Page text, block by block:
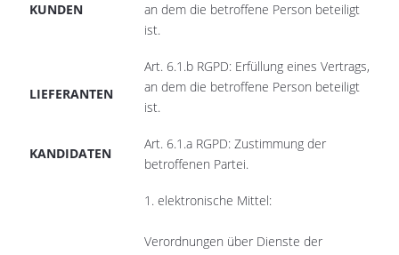
KUNDEN
an dem die betroffene Person beteiligt
ist.
LIEFERANTEN
Art. 6.1.b RGPD: Erfüllung eines Vertrags,
an dem die betroffene Person beteiligt
ist.
KANDIDATEN
Art. 6.1.a RGPD: Zustimmung der
betroffenen Partei.
1. elektronische Mittel:
Verordnungen über Dienste der